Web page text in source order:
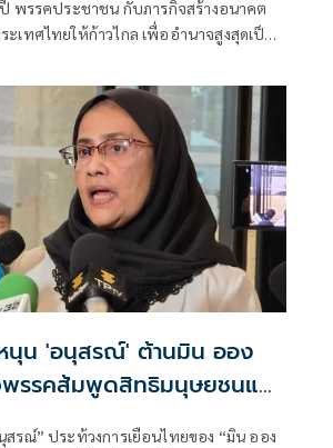
พรรคประชาชน กับภารกิจสร้างอนาคต
ะเทศไทยให้ก้าวไกล เพื่ออำนาจสูงสุดเป็น
นุน 'อนุสรณ์' ต้านมิน ออง
พรรคส้มพูดสิทธิมนุษยชนแต่
สรณ์” ประท้วงการเยือนไทยของ “มิน ออง